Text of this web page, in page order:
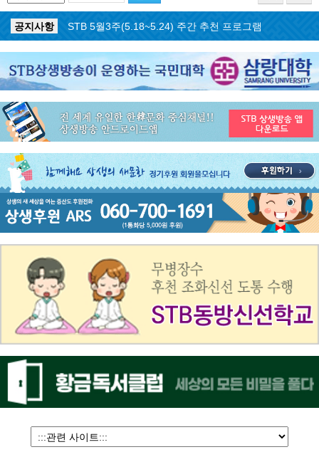
공지사항 ON AIR 서비스 장애 복구 안내
공지사항
STB 5월4주(5.25~5.31) 주간 추천 프로그램
공지사항
STB 5월3주(5.18~5.24) 주간 추천 프로그램
공지사항
STB 4월마지막주(4.27~5.3) 주간 추천 프로그램
STB 4월4주(4.20~4.26) 주간 추천 프로그램
공지사항
STB 4월2주(4.6~4.12) 주간 추천 프로그램
공지사항
STB 4월1주(3.30~4.5) 주간 추천 프로그램
공지사항
STB 3월4주(3.23~3.29) 주간 추천 프로그램